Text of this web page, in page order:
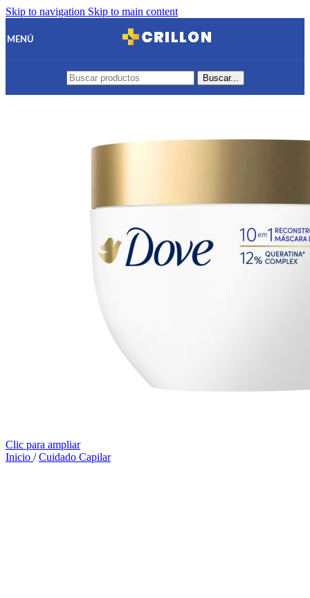
Skip to navigation Skip to main content
MENÚ
Buscar...
Clic para ampliar
Inicio / Cuidado Capilar